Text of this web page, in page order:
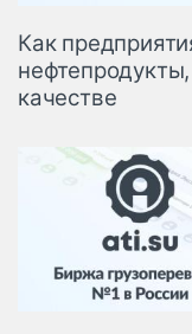
Как
качестве